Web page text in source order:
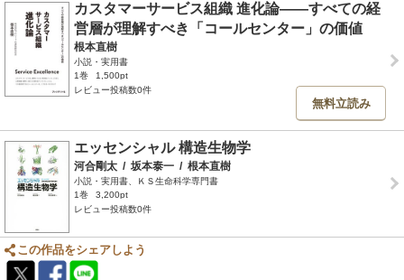
カスタマーサービス組織 進化論――すべての経
営層が理解すべき「コールセンター」の価値
根本直樹
小説・実用書
1巻
1,500pt
レビュー投稿数0件
無料立読み
エッセンシャル 構造生物学
河合剛太 / 坂本泰一 / 根本直樹
小説・実用書、ＫＳ生命科学専門書
1巻
3,200pt
レビュー投稿数0件
この作品をシェアしよう